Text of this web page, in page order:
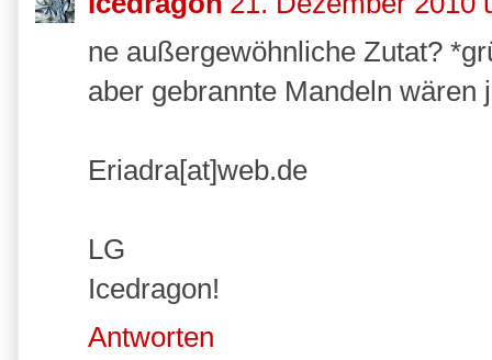
ne außergewöhnliche Zutat?
aber gebrannte Mandeln wären
Eriadra[at]web.de
LG
Icedragon!
Antworten